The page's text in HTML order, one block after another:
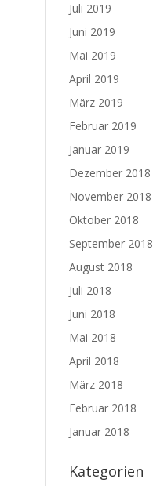
Juli 2019
Juni 2019
Mai 2019
April 2019
März 2019
Februar 2019
Januar 2019
Dezember 2018
November 2018
Oktober 2018
September 2018
August 2018
Juli 2018
Juni 2018
Mai 2018
April 2018
März 2018
Februar 2018
Januar 2018
Kategorien